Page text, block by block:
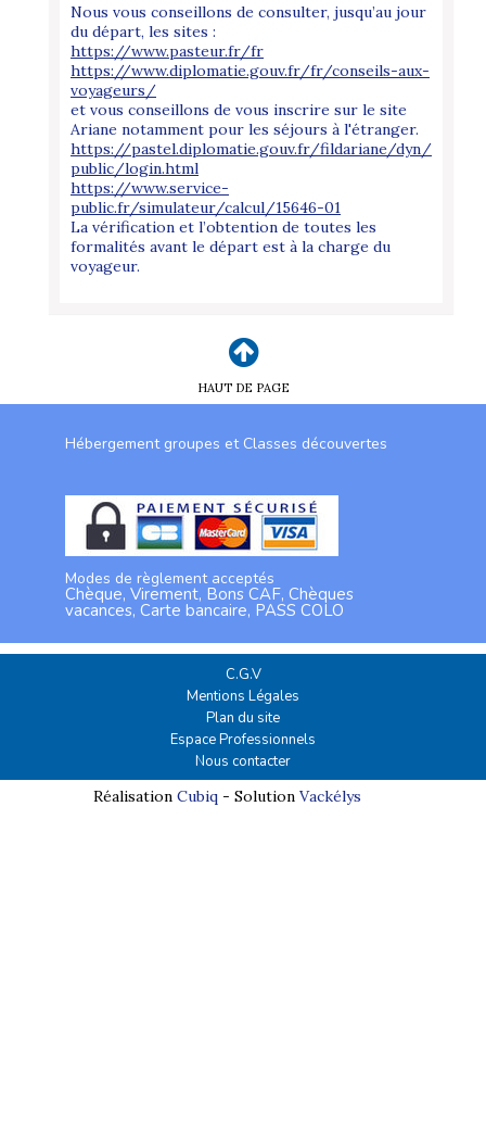
Nous vous conseillons de consulter, jusqu’au jour
du départ, les sites :
https://www.pasteur.fr/fr
https://www.diplomatie.gouv.fr/fr/conseils-aux-
voyageurs/
et vous conseillons de vous inscrire sur le site
Ariane notamment pour les séjours à l'étranger.
https://pastel.diplomatie.gouv.fr/fildariane/dyn/
public/login.html
https://www.service-
public.fr/simulateur/calcul/15646-01
La vérification et l’obtention de toutes les
formalités avant le départ est à la charge du
voyageur.
HAUT DE PAGE
Hébergement groupes et Classes découvertes
Modes de règlement acceptés
Chèque, Virement, Bons CAF, Chèques
vacances, Carte bancaire, PASS COLO
C.G.V
Mentions Légales
Plan du site
Espace Professionnels
Nous contacter
Réalisation Cubiq- Solution Vackélys